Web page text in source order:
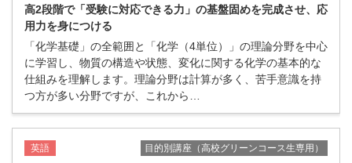
高2段階で「受験に対応できる力」の基盤固めを完成させ、応
用力を身につける
「化学基礎」の全範囲と「化学（4単位）」の理論分野を中心
に学習し、物質の構造や状態、変化に関する化学の基本的な
仕組みを理解します。理論分野は計算が多く、苦手意識を持
つ方が多い分野ですが、これから…
英語 目的別講座（高校グリーンコース生専用）